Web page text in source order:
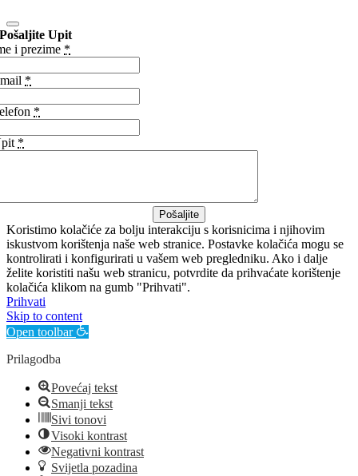
Pošaljite Upit
i prezime *
*
*
*
Pošaljite
Koristimo kolačiće za bolju interakciju s korisnicima i njihovim
iskustvom korištenja naše web stranice. Postavke kolačića mogu se
kontrolirati i konfigurirati u vašem web pregledniku. Ako i dalje
želite koristiti našu web stranicu, potvrdite da prihvaćate korištenje
kolačića klikom na gumb "Prihvati".
Prihvati
Skip to content
Open toolbar
Prilagodba
Povećaj tekst
Smanji tekst
Sivi tonovi
Visoki kontrast
Negativni kontrast
Svijetla pozadina